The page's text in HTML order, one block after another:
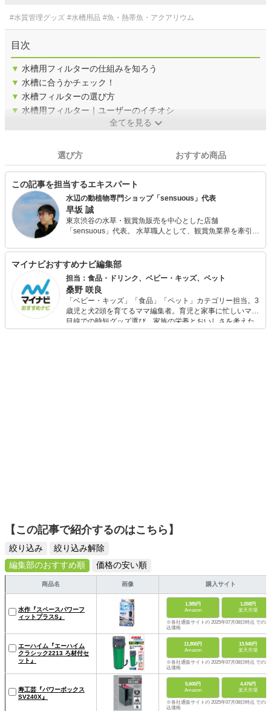
#水質管理グッズ #水槽用品 #魚・熱帯魚・アクアリウム
目次
▼ 水槽用フィルターの仕組みを知ろう
▼ 水槽に合うかチェック！
▼ 水槽フィルターの選び方
▼ 水槽用フィルター｜ユーザーのイチオシ
全てを見る
選び方 おすすめ商品
この記事を担当するエキスパート
水辺の動植物専門ショップ「sensuous」代表
早坂 誠
東京渋谷の水草・観賞魚販売を中心とした店舗
「sensuous」代表。 水草職人として、観賞魚業界を牽引す
いた作品を専門誌やインテリア誌に数多く発表しており、
朝の連続テレビ小説「あまちゃん」に登場した海女カフェ
水槽を始め多くのテレビ番組セットや企画展、各イベント
などでアクアリウム作品を手掛けている。 2016年6~7月に
はEテレ「アクアリウムとテラリウム」の講師での出演、
2017年・18年では水草と観賞魚の企画展「グリーンアクア
リウム展」でのディレクションを担当する。 都内専門学校
（アクアリスト専攻）講師。観賞魚飼育管理士アドバン
マイナビおすすめナビ編集部
担当：食品・ドリンク、ベビー・キッズ、ペット
桑野 咲良
「ベビー・キッズ」「食品」「ペット」カテゴリー担当。3
歳児と犬2頭を育てるママ編集者。育児と家事に忙しいママ
目線での時短グッズ選び、家族の栄養とおいしさを考えた
食品選び、束の間のリラックスタイムを楽しむためのスイ
【この記事で紹介するのはこちら】
絞り込み
絞り込み解除
編集部のおすすめ順
価格の安い順
商品名 画像 購入サイト
水作『スペースパワーフ
ィットプラスS』
1,385円
Amazon
1,058円
楽天市場
※各社通販サイトの 2025年07月08日時点 での税
込価格
エーハイム『エーハイム
クラシック2213 ろ材付セ
ット』
11,800円
Amazon
13,940円
楽天市場
※各社通販サイトの 2025年07月08日時点 での税
込価格
寿工芸『パワーボックス
SV240X』
5,600円
Amazon
4,476円
楽天市場
※各社通販サイトの 2025年07月08日時点 での税
込価格